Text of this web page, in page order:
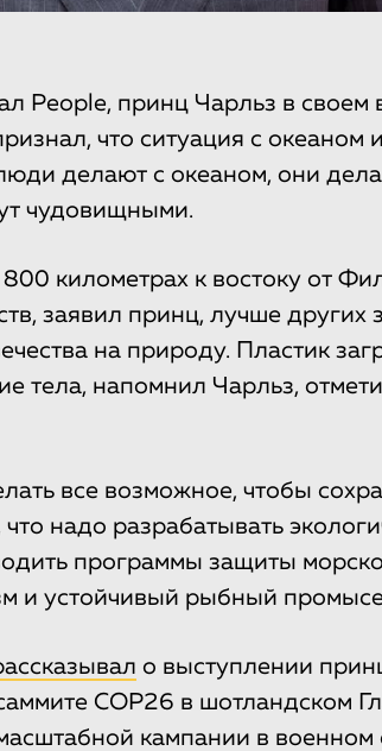
People, принц Чарльз в своем
что ситуация с океаном
делают с океаном, они
чудовищными.
километрах к востоку от
заявил принц, лучше других
на природу. Пластик
тела, напомнил Чарльз,
все возможное, чтобы
что надо разрабатывать
программы защиты
и устойчивый рыбный
о выступлении
СОР26 в шотландском
кампании в военном